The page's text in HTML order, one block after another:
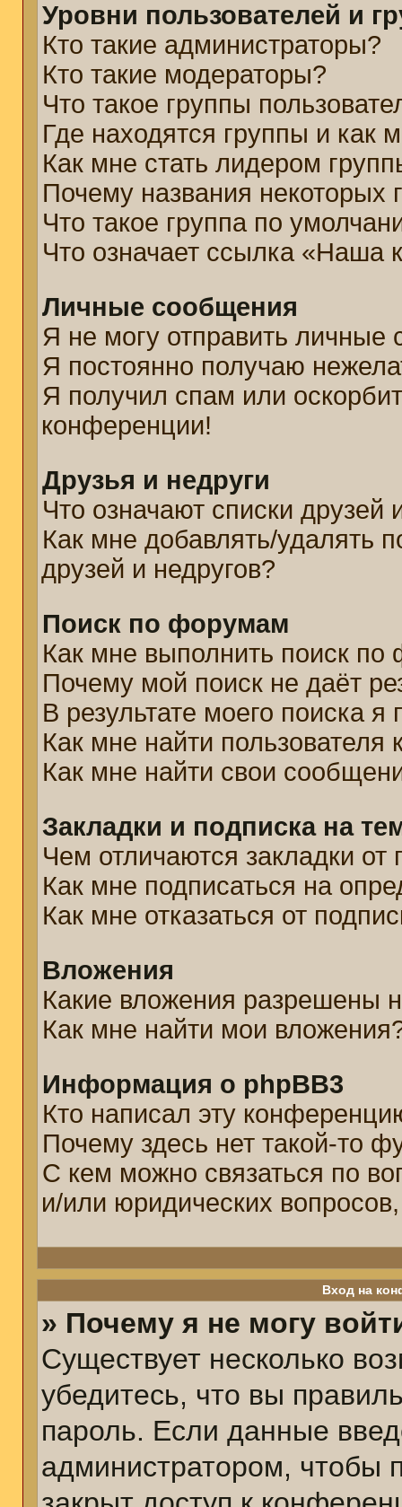
Уровни пользователей и
Кто такие администраторы?
Кто такие модераторы?
Что такое группы
Где находятся группы и как
Как мне стать лидером
Почему названия некоторых
Что такое группа по
Что означает ссылка «Наша
Личные сообщения
Я не могу отправить личные
Я постоянно получаю
Я получил спам или
конференции!
Друзья и недруги
Что означают списки друзей
Как мне добавлять/удалять
друзей и недругов?
Поиск по форумам
Как мне выполнить поиск
Почему мой поиск не даёт
В результате моего поиска
Как мне найти пользователя
Как мне найти свои
Закладки и подписка на
Чем отличаются закладки от
Как мне подписаться на
Как мне отказаться от
Вложения
Какие вложения разрешены
Как мне найти мои
Информация о phpBB3
Кто написал эту
Почему здесь нет такой-то
С кем можно связаться по
и/или юридических
Вход на
» Почему я не могу
Существует несколько
убедитесь, что вы
пароль. Если данные
администратором, чтобы